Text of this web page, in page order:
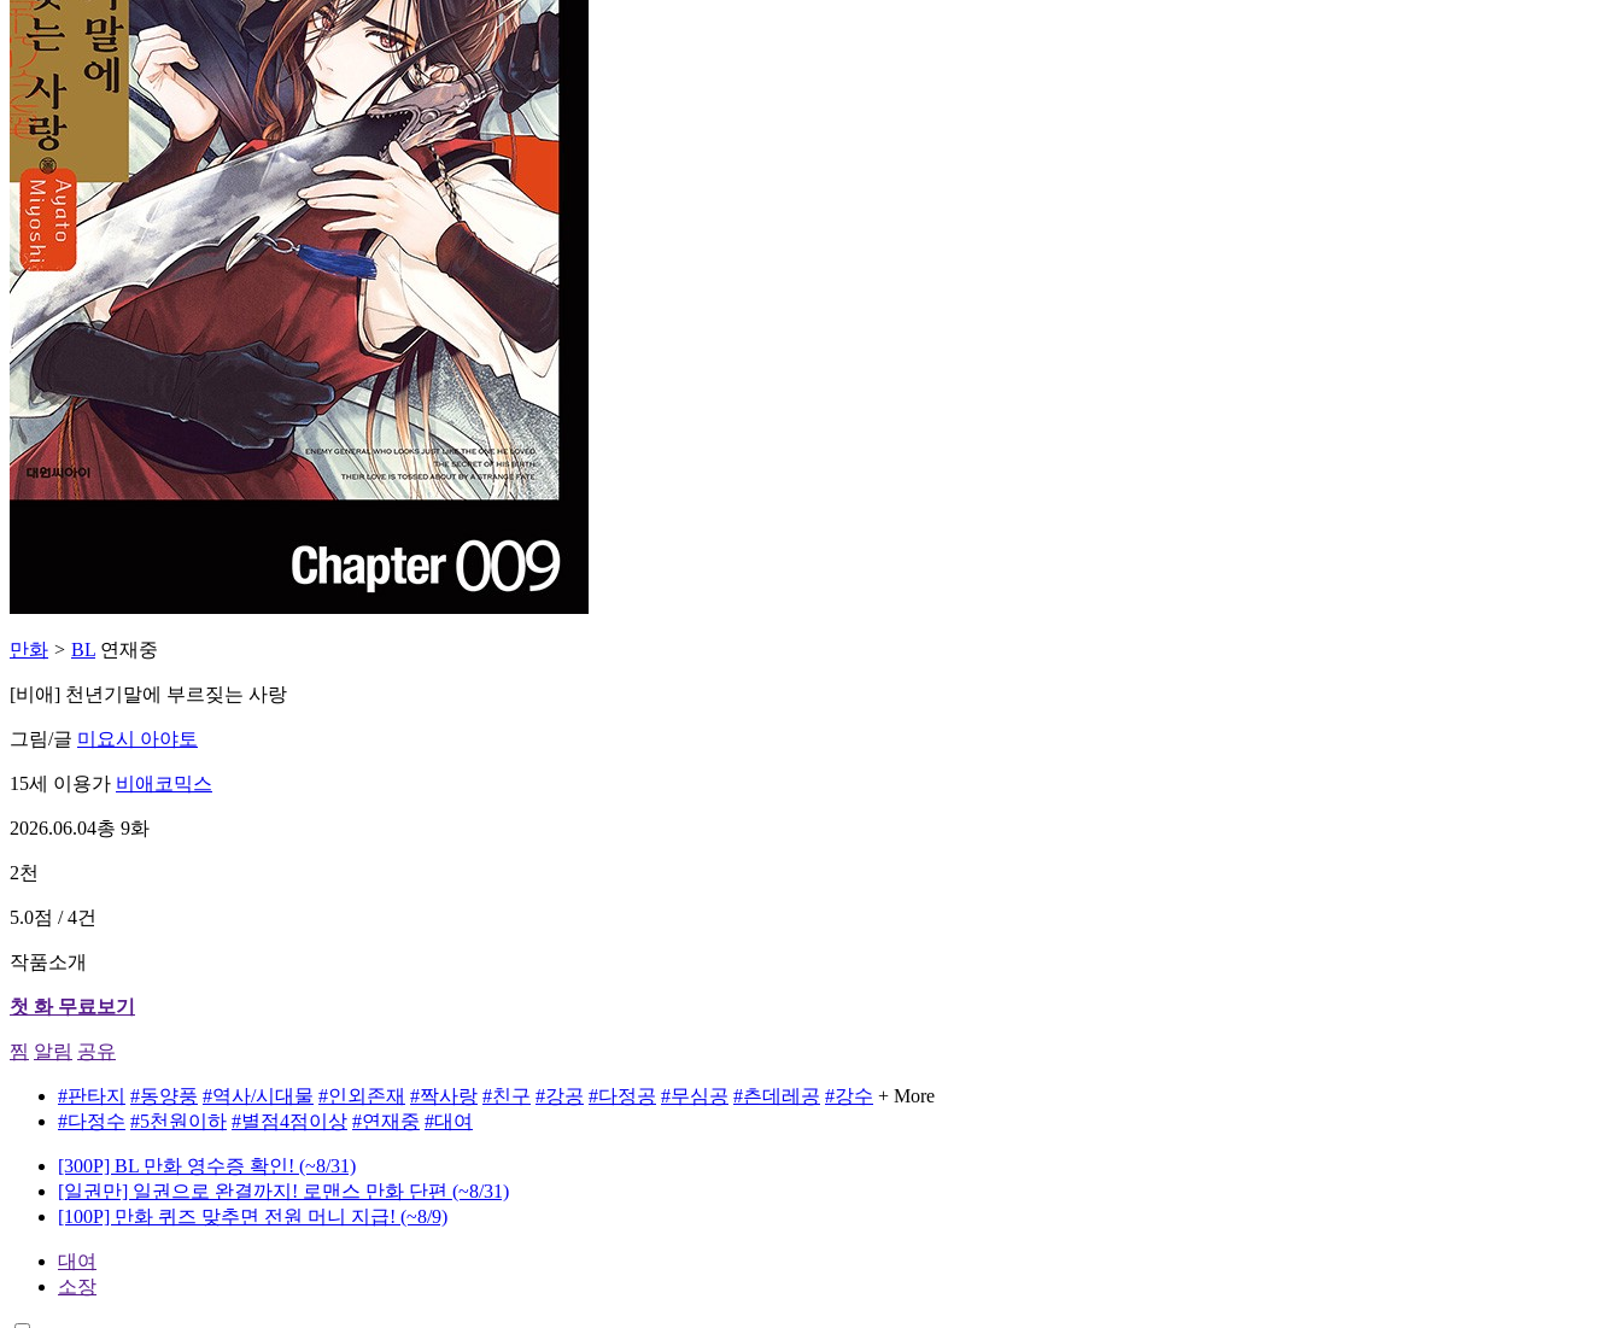
만화 > BL 연재중
[비애] 천년기말에 부르짖는 사랑
그림/글 미요시 아야토
15세 이용가 비애코믹스
2026.06.04총 9화
2천
5.0점 / 4건
작품소개
첫 화 무료보기
찜 알림 공유
#판타지 #동양풍 #역사/시대물 #인외존재 #짝사랑 #친구 #강공 #다정공 #무심공 #츤데레공 #강수 + More
#다정수 #5천원이하 #별점4점이상 #연재중 #대여
[300P] BL 만화 영수증 확인! (~8/31)
[일권만] 일권으로 완결까지! 로맨스 만화 단편 (~8/31)
[100P] 만화 퀴즈 맞추면 전원 머니 지급! (~8/9)
대여
소장